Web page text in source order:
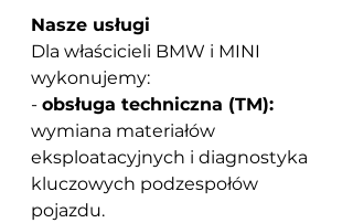
Nasze usługi
Dla właścicieli BMW i MINI
wykonujemy:
- obsługa techniczna (TM):
wymiana materiałów
eksploatacyjnych i diagnostyka
kluczowych podzespołów
pojazdu.